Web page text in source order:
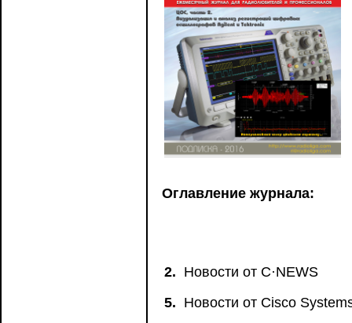
Оглавление журнала:
2. Новости от C·NEWS
5. Новости от Сisco